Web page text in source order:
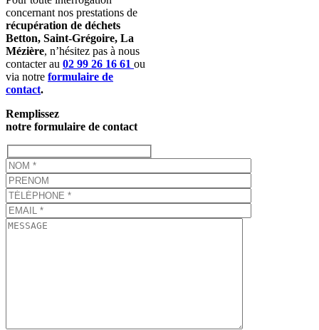
concernant nos prestations de
récupération de déchets
Betton, Saint-Grégoire, La
Mézière, n’hésitez pas à nous
contacter au 02 99 26 16 61 ou
via notre formulaire de
contact.
Remplissez
notre formulaire de contact